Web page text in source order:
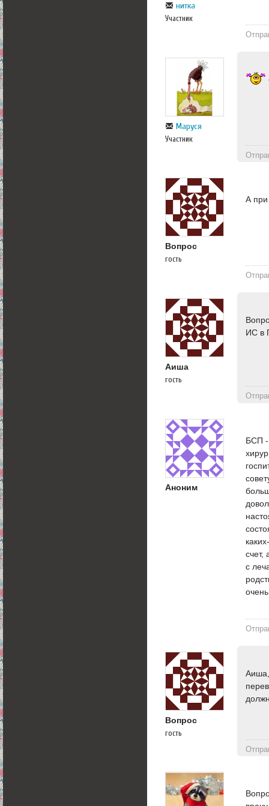
нитка
Участник
Маруся
Участник
Вопрос
гость
А при
Аиша
гость
ИС в
Аноним
БСП -
счет,
с
Вопрос
гость
Аиша,